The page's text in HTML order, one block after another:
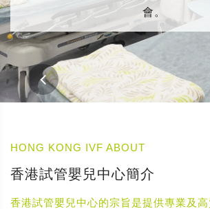
會。
HONG KONG IVF ABOUT
香港試管嬰兒中心簡介
香港試管嬰兒中心的宗旨是提供專業及